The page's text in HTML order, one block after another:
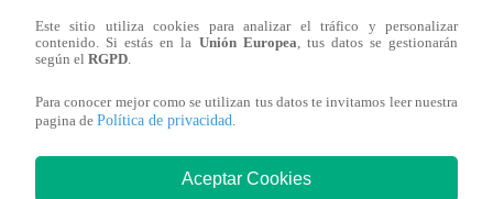
Luego de lo sucedido, ‘Renatito’ no volvió a la
comentario sobre esto. Primero comenzó cansando
Nunca más vino. Al toque lo ‘cuadraron’ y mira ni sus
Los participantes lucharon en una batalla culinaria,
Este sitio utiliza cookies para analizar el tráfico y personalizar
contenido. Si estás en la Unión Europea , tus datos se gestionarán
según el RGPD
Para conocer mejor como se utilizan tus datos te invitamos leer nuestra
pagina de Política de privacidad
Aceptar Cookies